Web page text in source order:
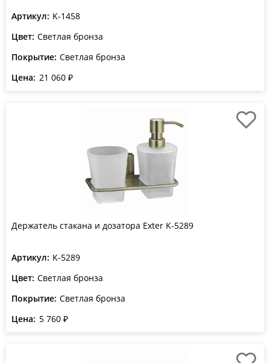
Артикул: K-1458
Цвет: Светлая бронза
Покрытие: Светлая бронза
Цена: 21 060 ₽
Держатель стакана и дозатора Exter K-5289
Артикул: K-5289
Цвет: Светлая бронза
Покрытие: Светлая бронза
Цена: 5 760 ₽